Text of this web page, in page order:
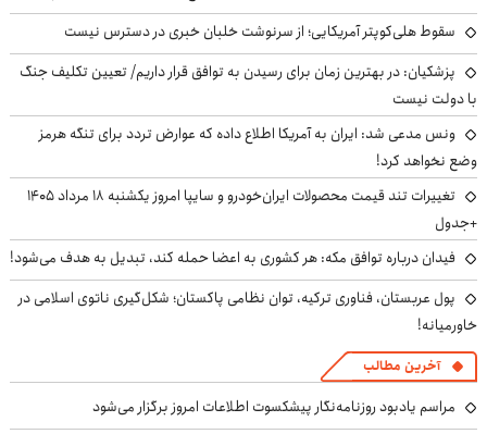
سقوط هلی‌کوپتر آمریکایی؛ از سرنوشت خلبان خبری در دسترس نیست
پزشکیان‌: در بهترین زمان برای رسیدن به توافق قرار داریم/ تعیین تکلیف جنگ
با دولت نیست
ونس مدعی شد: ایران به آمریکا اطلاع داده که عوارض تردد برای تنگه هرمز
وضع نخواهد کرد!
تغییرات تند قیمت محصولات ایران‌خودرو و سایپا امروز یکشنبه ۱۸ مرداد ۱۴۰۵
+جدول
فیدان درباره توافق مکه: هر کشوری به اعضا حمله کند، تبدیل به هدف می‌شود!
پول عربستان، فناوری ترکیه، توان نظامی پاکستان؛ شکل‌گیری ناتوی اسلامی در
خاورمیانه!
آخرین مطالب
مراسم یادبود روزنامه‌نگار پیشکسوت اطلاعات امروز برگزار می‌شود